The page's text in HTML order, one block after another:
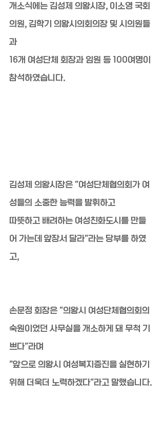
개소식에는 김성제 의왕시장, 이소영 국회
의원, 김학기 의왕시의회의장 및 시의원들
과
16개 여성단체 회장과 임원 등 100여명이
참석하였습니다.
김성제 의왕시장은 "여성단체협의회가 여
성들의 소중한 능력을 발휘하고
따뜻하고 배려하는 여성친화도시를 만들
어 가는데 앞장서 달라"라는 당부를 하였
고,
손문정 회장은 "의왕시 여성단체협의회의
숙원이었던 사무실을 개소하게 돼 무척 기
쁘다"라며
"앞으로 의왕시 여성복지증진을 실현하기
위해 더욱더 노력하겠다"라고 말했습니다.